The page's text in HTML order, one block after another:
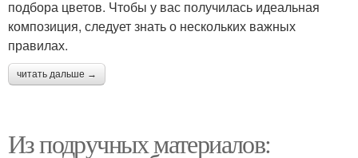
подбора цветов. Чтобы у вас получилась идеальная
композиция, следует знать о нескольких важных
правилах.
читать дальше →
Из подручных материалов: